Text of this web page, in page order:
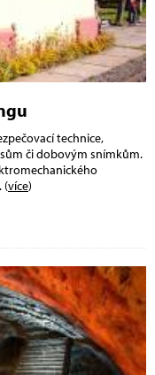
technice,
či dobovým snímkům.
(více)